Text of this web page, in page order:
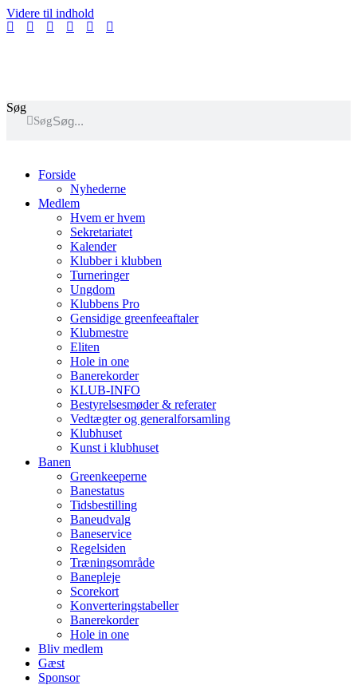
Videre til indhold
Søg
Søg
Forside
Nyhederne
Medlem
Hvem er hvem
Sekretariatet
Kalender
Klubber i klubben
Turneringer
Ungdom
Klubbens Pro
Gensidige greenfeeaftaler
Klubmestre
Eliten
Hole in one
Banerekorder
KLUB-INFO
Bestyrelsesmøder & referater
Vedtægter og generalforsamling
Klubhuset
Kunst i klubhuset
Banen
Greenkeeperne
Banestatus
Tidsbestilling
Baneudvalg
Baneservice
Regelsiden
Træningsområde
Banepleje
Scorekort
Konverteringstabeller
Banerekorder
Hole in one
Bliv medlem
Gæst
Sponsor